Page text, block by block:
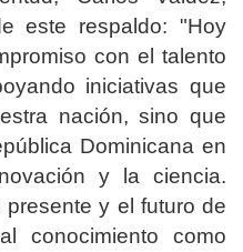
este respaldo: "Hoy
con el talento
iniciativas que
nación, sino que
Dominicana en
y la ciencia.
y el futuro de
conocimiento como